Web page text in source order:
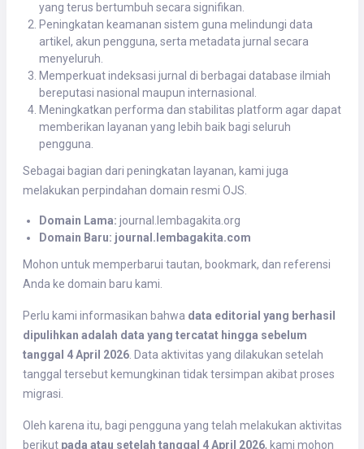
yang terus bertumbuh secara signifikan.
Peningkatan keamanan sistem guna melindungi data
artikel, akun pengguna, serta metadata jurnal secara
menyeluruh.
Memperkuat indeksasi jurnal di berbagai database ilmiah
bereputasi nasional maupun internasional.
Meningkatkan performa dan stabilitas platform agar dapat
memberikan layanan yang lebih baik bagi seluruh
pengguna.
Sebagai bagian dari peningkatan layanan, kami juga
melakukan perpindahan domain resmi OJS.
Domain Lama: journal.lembagakita.org
Domain Baru: journal.lembagakita.com
Mohon untuk memperbarui tautan, bookmark, dan referensi
Anda ke domain baru kami.
Perlu kami informasikan bahwa data editorial yang berhasil
dipulihkan adalah data yang tercatat hingga sebelum
tanggal 4 April 2026. Data aktivitas yang dilakukan setelah
tanggal tersebut kemungkinan tidak tersimpan akibat proses
migrasi.
Oleh karena itu, bagi pengguna yang telah melakukan aktivitas
berikut pada atau setelah tanggal 4 April 2026, kami mohon